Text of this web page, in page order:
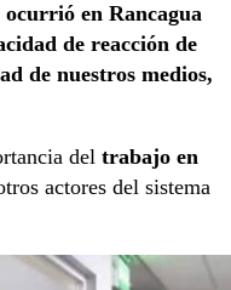
en Rancagua
de reacción de
de nuestros medios,
del trabajo en
actores del sistema